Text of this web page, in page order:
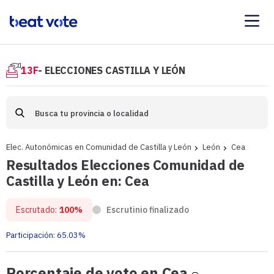
13F- ELECCIONES CASTILLA Y LEÓN
Elec. Autonómicas en Comunidad de Castilla y León León Cea
Resultados Elecciones Comunidad de
Castilla y León en: Cea
Escrutado: 100% Escrutinio finalizado
Participación: 65.03%